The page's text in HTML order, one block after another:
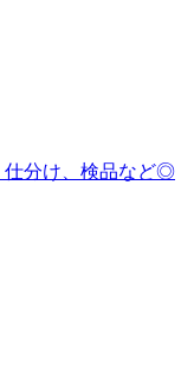
仕分け、検品など◎